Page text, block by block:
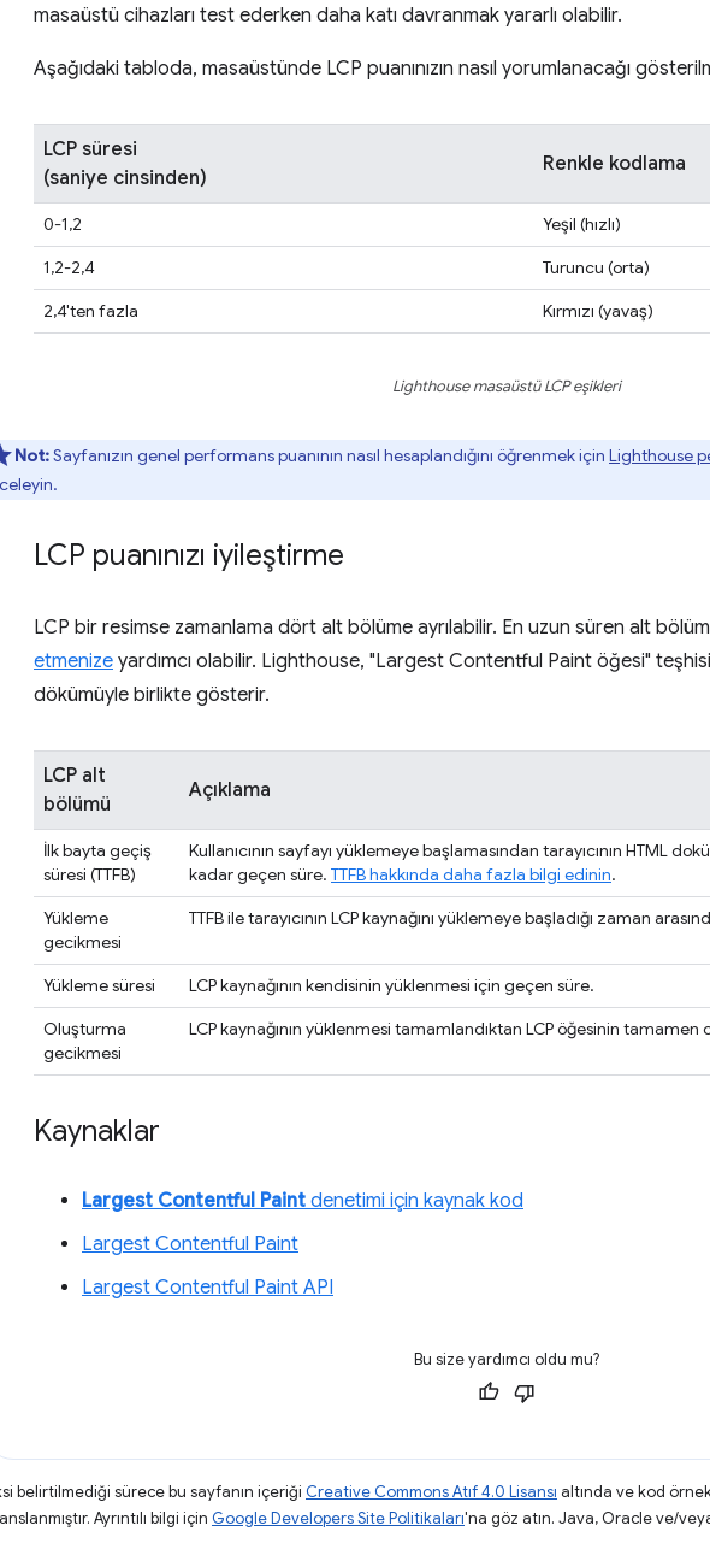
masaüstü cihazları test ederken daha katı davranmak yararlı olabilir.
Aşağıdaki tabloda, masaüstünde LCP puanınızın nasıl yorumlanacağı
LCP süresi
(saniye cinsinden)
Renkle kodlama
0-1,2
Yeşil (hızlı)
1,2-2,4
Turuncu (orta)
2,4'ten fazla
Kırmızı (yavaş)
Lighthouse masaüstü LCP eşikleri
Not:Sayfanızın genel performans puanının nasıl hesaplandığını öğrenmek için Lighthouse
LCP puanınızı iyileştirme
LCP bir resimse zamanlama dört alt bölüme ayrılabilir. En uzun süren alt
etmenize yardımcı olabilir. Lighthouse, "Largest Contentful Paint öğesi"
dökümüyle birlikte gösterir.
LCP alt
bölümü
Açıklama
İlk bayta geçiş
süresi (TTFB)
Kullanıcının sayfayı yüklemeye başlamasından tarayıcının HTML
kadar geçen süre. TTFB hakkında daha fazla bilgi edinin.
Yükleme
gecikmesi
TTFB ile tarayıcının LCP kaynağını yüklemeye başladığı zaman
Yükleme süresi
LCP kaynağının kendisinin yüklenmesi için geçen süre.
Oluşturma
gecikmesi
LCP kaynağının yüklenmesi tamamlandıktan LCP öğesinin
Kaynaklar
Largest Contentful Paint denetimi için kaynak kod
Largest Contentful Paint
Largest Contentful Paint API
Bu size yardımcı oldu mu?
belirtilmediği sürece bu sayfanın içeriği Creative Commons Atıf 4.0 Lisansı altında ve kod
Ayrıntılı bilgi için Google Developers Site Politikaları'na göz atın. Java, Oracle ve/